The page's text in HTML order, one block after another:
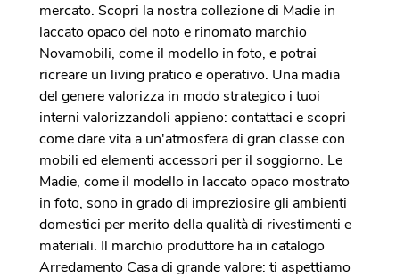
mercato. Scopri la nostra collezione di Madie in
laccato opaco del noto e rinomato marchio
Novamobili, come il modello in foto, e potrai
ricreare un living pratico e operativo. Una madia
del genere valorizza in modo strategico i tuoi
interni valorizzandoli appieno: contattaci e scopri
come dare vita a un'atmosfera di gran classe con
mobili ed elementi accessori per il soggiorno. Le
Madie, come il modello in laccato opaco mostrato
in foto, sono in grado di impreziosire gli ambienti
domestici per merito della qualità di rivestimenti e
materiali. Il marchio produttore ha in catalogo
Arredamento Casa di grande valore: ti aspettiamo